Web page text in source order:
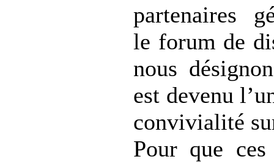
partenaires
le forum de
nous
est devenu
convivialité
Pour que